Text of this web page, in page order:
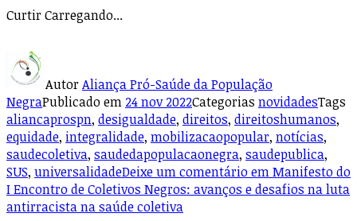
CurtirCarregando...
AutorAliança Pró-Saúde da População
NegraPublicado em 24 nov 2022Categorias novidadesTags
aliancaprospn, desigualdade, direitos, direitoshumanos,
equidade, integralidade, mobilizacaopopular, notícias,
saudecoletiva, saudedapopulacaonegra, saudepublica,
SUS, universalidadeDeixe um comentárioem Manifesto do
I Encontro de Coletivos Negros: avanços e desafios na luta
antirracista na saúde coletiva